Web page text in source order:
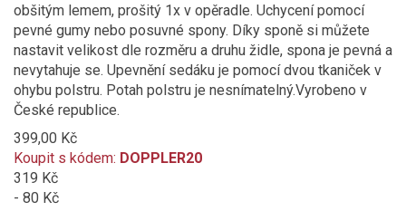
obšitým lemem, prošitý 1x v opěradle. Uchycení pomocí
pevné gumy nebo posuvné spony. Díky sponě si můžete
nastavit velikost dle rozměru a druhu židle, spona je pevná a
nevytahuje se. Upevnění sedáku je pomocí dvou tkaniček v
ohybu polstru. Potah polstru je nesnímatelný.Vyrobeno v
České republice.
399,00 Kč
Koupit s kódem: DOPPLER20
319 Kč
- 80 Kč